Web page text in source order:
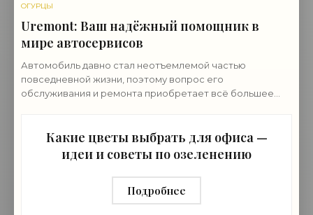
ОГУРЦЫ
Uremont: Ваш надёжный помощник в
мире автосервисов
Автомобиль давно стал неотъемлемой частью
повседневной жизни, поэтому вопрос его
обслуживания и ремонта приобретает всё большее
Какие цветы выбрать для офиса —
идеи и советы по озеленению
Подробнее